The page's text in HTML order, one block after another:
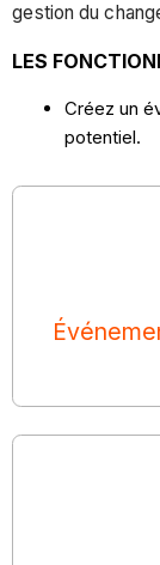
gestion du
LES
Créez un
potentiel.